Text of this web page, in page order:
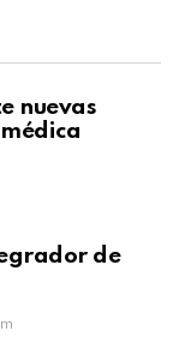
nuevas
de